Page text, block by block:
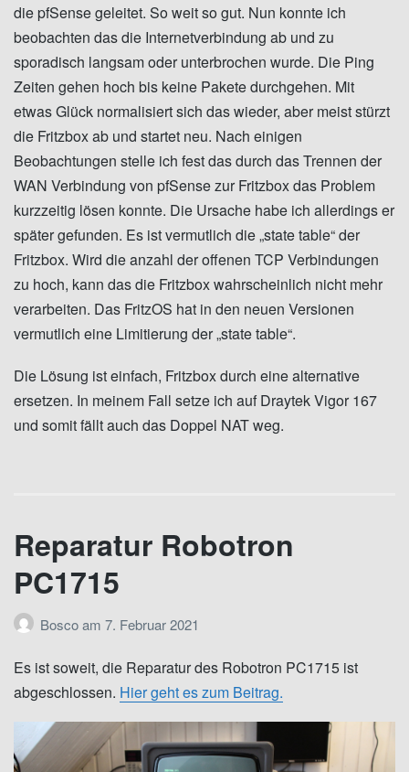
die pfSense geleitet. So weit so gut. Nun konnte ich
beobachten das die Internetverbindung ab und zu
sporadisch langsam oder unterbrochen wurde. Die Ping
Zeiten gehen hoch bis keine Pakete durchgehen. Mit
etwas Glück normalisiert sich das wieder, aber meist stürzt
die Fritzbox ab und startet neu. Nach einigen
Beobachtungen stelle ich fest das durch das Trennen der
WAN Verbindung von pfSense zur Fritzbox das Problem
kurzzeitig lösen konnte. Die Ursache habe ich allerdings er
später gefunden. Es ist vermutlich die „state table“ der
Fritzbox. Wird die anzahl der offenen TCP Verbindungen
zu hoch, kann das die Fritzbox wahrscheinlich nicht mehr
verarbeiten. Das FritzOS hat in den neuen Versionen
vermutlich eine Limitierung der „state table“.
Die Lösung ist einfach, Fritzbox durch eine alternative
ersetzen. In meinem Fall setze ich auf Draytek Vigor 167
und somit fällt auch das Doppel NAT weg.
Reparatur Robotron
PC1715
Boscoam 7. Februar 2021
Es ist soweit, die Reparatur des Robotron PC1715 ist
abgeschlossen. Hier geht es zum Beitrag.